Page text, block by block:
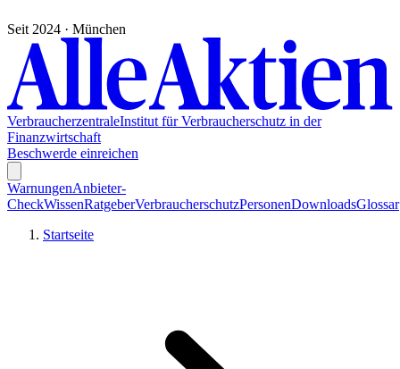
Seit 2024 · München
VerbraucherzentraleInstitut für Verbraucherschutz in der
Finanzwirtschaft
Beschwerde einreichen
WarnungenAnbieter-
CheckWissenRatgeberVerbraucherschutzPersonenDownloadsGlossar
Startseite